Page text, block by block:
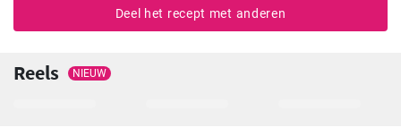
Deel het recept met anderen
Reels NIEUW